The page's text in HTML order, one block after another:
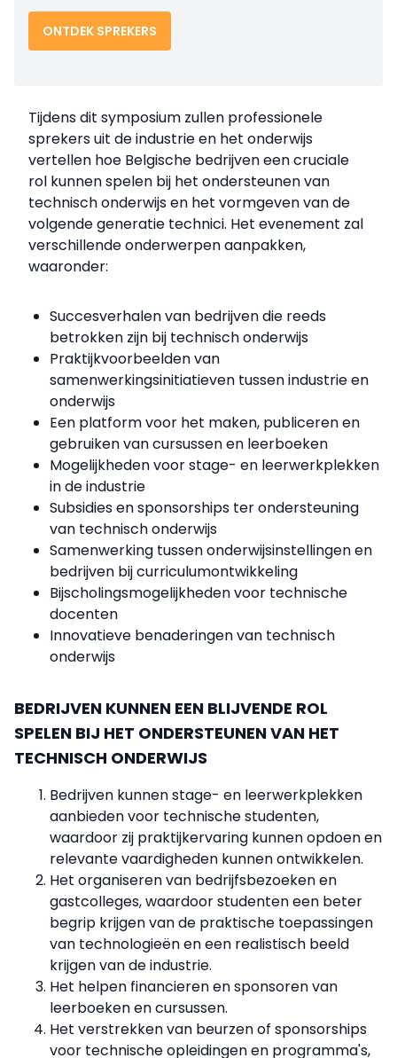
ONTDEK SPREKERS
Tijdens dit symposium zullen professionele
sprekers uit de industrie en het onderwijs
vertellen hoe Belgische bedrijven een cruciale
rol kunnen spelen bij het ondersteunen van
technisch onderwijs en het vormgeven van de
volgende generatie technici. Het evenement zal
verschillende onderwerpen aanpakken,
waaronder:
Succesverhalen van bedrijven die reeds
betrokken zijn bij technisch onderwijs
Praktijkvoorbeelden van
samenwerkingsinitiatieven tussen industrie en
onderwijs
Een platform voor het maken, publiceren en
gebruiken van cursussen en leerboeken
Mogelijkheden voor stage- en leerwerkplekken
in de industrie
Subsidies en sponsorships ter ondersteuning
van technisch onderwijs
Samenwerking tussen onderwijsinstellingen en
bedrijven bij curriculumontwikkeling
Bijscholingsmogelijkheden voor technische
docenten
Innovatieve benaderingen van technisch
onderwijs
BEDRIJVEN KUNNEN EEN BLIJVENDE ROL
SPELEN BIJ HET ONDERSTEUNEN VAN HET
TECHNISCH ONDERWIJS
Bedrijven kunnen stage- en leerwerkplekken
aanbieden voor technische studenten,
waardoor zij praktijkervaring kunnen opdoen en
relevante vaardigheden kunnen ontwikkelen.
Het organiseren van bedrijfsbezoeken en
gastcolleges, waardoor studenten een beter
begrip krijgen van de praktische toepassingen
van technologieën en een realistisch beeld
krijgen van de industrie.
Het helpen financieren en sponsoren van
leerboeken en cursussen.
Het verstrekken van beurzen of sponsorships
voor technische opleidingen en programma's,